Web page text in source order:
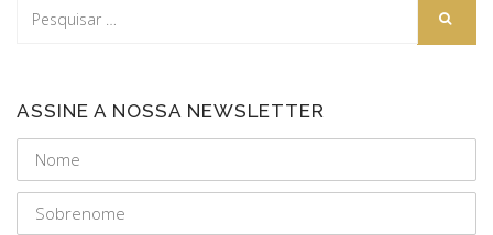
ASSINE A NOSSA NEWSLETTER